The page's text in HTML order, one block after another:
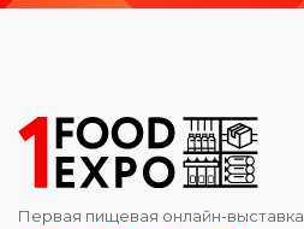
Первая пищевая онлайн-выставка